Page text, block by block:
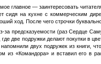
главное — заинтересовать
сидя на кухне с коммерческим
ход. После чего строчки буквально
за предсказуемости (раз Сердце
где две подружки делают покупки в
двух подружек из книги,
из «Командора» и вставил его в